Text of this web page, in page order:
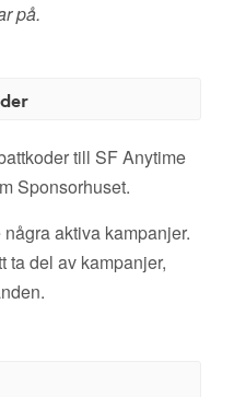
på.
till SF Anytime
Sponsorhuset.
aktiva kampanjer.
ta del av kampanjer,